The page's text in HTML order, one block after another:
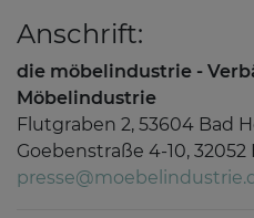
Anschrift:
die möbelindustrie -
Möbelindustrie
Flutgraben 2, 53604 Bad
Goebenstraße 4-10, 32052